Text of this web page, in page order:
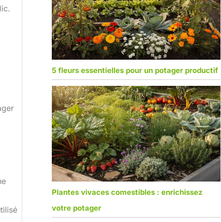
5 fleurs essentielles pour un potager productif
Plantes vivaces comestibles : enrichissez
votre potager